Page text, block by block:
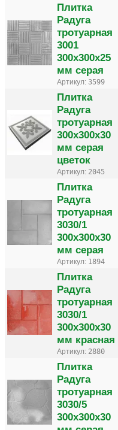
Плитка
Радуга
тротуарная
3001
300х300х25
мм серая
Артикул: 3599
Плитка
Радуга
тротуарная
300х300х30
мм серая
цветок
Артикул: 2045
Плитка
Радуга
тротуарная
3030/1
300х300х30
мм серая
Артикул: 1894
Плитка
Радуга
тротуарная
3030/1
300х300х30
мм красная
Артикул: 2880
Плитка
Радуга
тротуарная
3030/5
300х300х30